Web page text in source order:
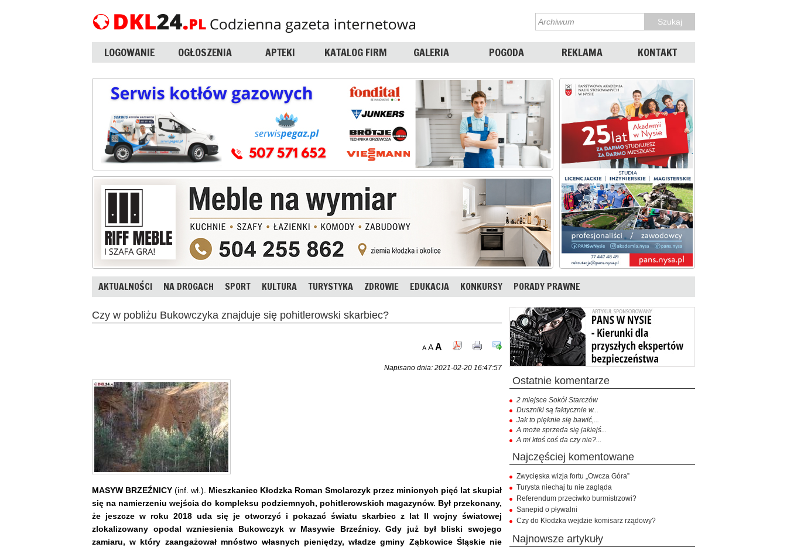
LOGOWANIE OGŁOSZENIA APTEKI KATALOG FIRM GALERIA POGODA REKLAMA KONTAKT
AKTUALNOŚCI NA DROGACH SPORT KULTURA TURYSTYKA ZDROWIE EDUKACJA KONKURSY PORADY PRAWNE
Czy w pobliżu Bukowczyka znajduje się pohitlerowski skarbiec?
A AA
Napisano dnia: 2021-02-20 16:47:57
MASYW BRZEŹNICY (inf. wł.). Mieszkaniec Kłodzka Roman Smolarczyk przez minionych pięć lat skupiał
się na namierzeniu wejścia do kompleksu podziemnych, pohitlerowskich magazynów. Był przekonany,
że jeszcze w roku 2018 uda się je otworzyć i pokazać światu skarbiec z lat II wojny światowej
zlokalizowany opodal wzniesienia Bukowczyk w Masywie Brzeźnicy. Gdy już był bliski swojego
zamiaru, w który zaangażował mnóstwo własnych pieniędzy, władze gminy Ząbkowice Śląskie nie
ostatnie komentarze
2 miejsce Sokół Starczów
Duszniki są faktycznie w...
Jak to pięknie się bawić,...
A może sprzeda się jakiejś...
A mi ktoś coś da czy nie?...
najczęściej komentowane
Zwycięska wizja fortu „Owcza Góra”
Turysta niechaj tu nie zagląda
Referendum przeciwko burmistrzowi?
Sanepid o pływalni
Czy do Kłodzka wejdzie komisarz rządowy?
najnowsze artykuły